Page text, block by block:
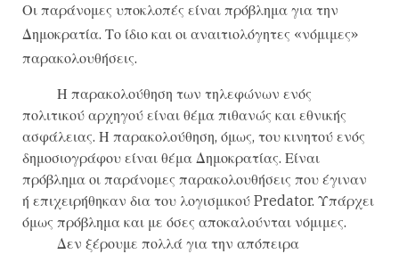
Οι παράνομες υποκλοπές είναι πρόβλημα για την
Δημοκρατία. Το ίδιο και οι αναιτιολόγητες «νόμιμες»
παρακολουθήσεις.
Η παρακολούθηση των τηλεφώνων ενός
πολιτικού αρχηγού είναι θέμα πιθανώς και εθνικής
ασφάλειας. Η παρακολούθηση, όμως, του κινητού ενός
δημοσιογράφου είναι θέμα Δημοκρατίας. Είναι
πρόβλημα οι παράνομες παρακολουθήσεις που έγιναν
ή επιχειρήθηκαν δια του λογισμικού Predator. Υπάρχει
όμως πρόβλημα και με όσες αποκαλούνται νόμιμες.
Δεν ξέρουμε πολλά για την απόπειρα